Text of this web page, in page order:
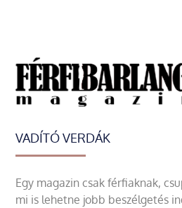
VADÍTÓ VERDÁK
Egy magazin csak férfiaknak,
mi is lehetne jobb beszélgetés